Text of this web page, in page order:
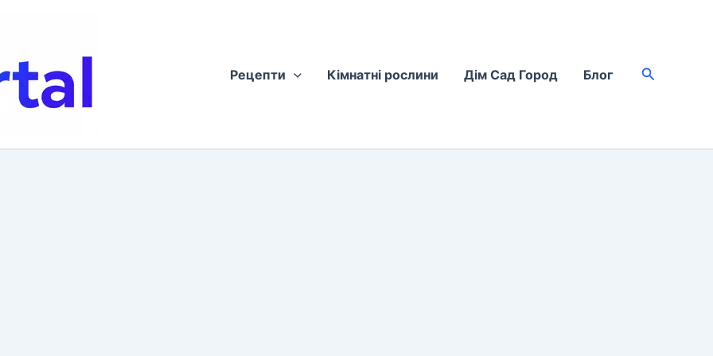
Рецепти
Кімнатні рослини Дім Сад Город Блог Пошук